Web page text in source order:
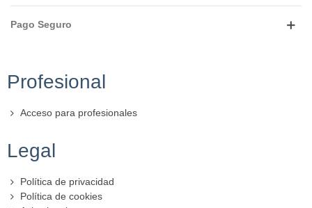
Pago Seguro
Legal
Política de privacidad
Política de cookies
Profesional
Acceso para profesionales